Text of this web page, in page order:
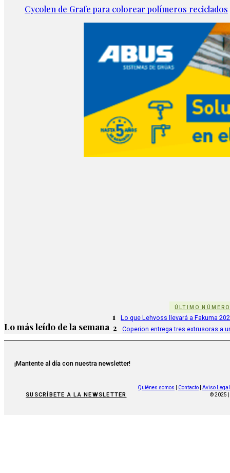
Cycolen de Grafe para colorear polímeros reciclados
ÚLTIMO NÚMERO
Lo más leído de la semana
1 Lo que Lehvoss llevará a Fakuma
2 Coperion entrega tres extrusoras a
¡Mantente al día con nuestra newsletter!
SUSCRÍBETE A LA NEWSLETTER
Quiénes somos Contacto
Aviso Legal
© 2025